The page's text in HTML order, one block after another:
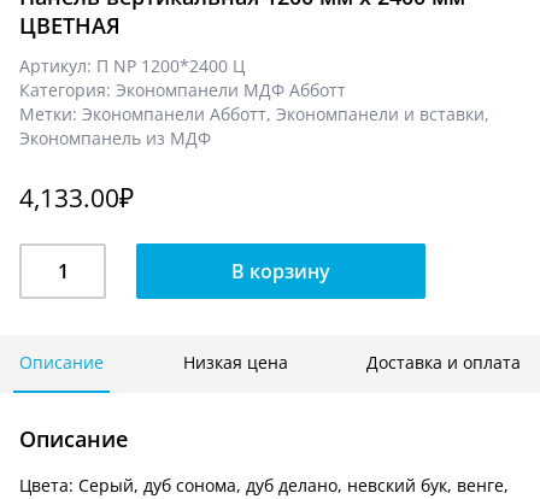
ЦВЕТНАЯ
Артикул: П NP 1200*2400 Ц
Категория: Экономпанели МДФ Абботт
Метки: Экономпанели Абботт, Экономпанели и вставки,
Экономпанель из МДФ
4,133.00₽
Панель
мм
х
мм
В корзину
Описание Низкая цена Доставка и оплата
Описание
Цвета: Серый, дуб сонома, дуб делано, невский бук, венге,